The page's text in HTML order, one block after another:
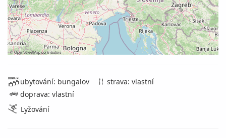
©OpenStreetMapcontributors
ubytování: bungalov
strava: vlastní
doprava: vlastní
Lyžování